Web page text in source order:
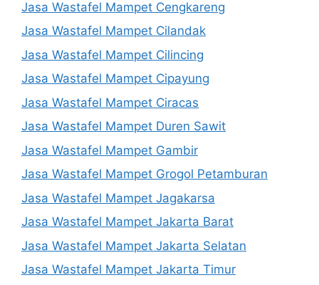
Jasa Wastafel Mampet Cengkareng
Jasa Wastafel Mampet Cilandak
Jasa Wastafel Mampet Cilincing
Jasa Wastafel Mampet Cipayung
Jasa Wastafel Mampet Ciracas
Jasa Wastafel Mampet Duren Sawit
Jasa Wastafel Mampet Gambir
Jasa Wastafel Mampet Grogol Petamburan
Jasa Wastafel Mampet Jagakarsa
Jasa Wastafel Mampet Jakarta Barat
Jasa Wastafel Mampet Jakarta Selatan
Jasa Wastafel Mampet Jakarta Timur